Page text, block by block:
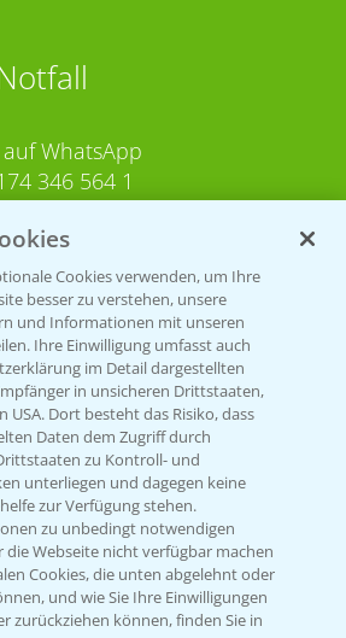
WhatsApp
346 564 1
30-20220
Sie uns
Cookies verwenden, um Ihre
besser zu verstehen, unsere
und Informationen mit unseren
Ihre Einwilligung umfasst auch
im Detail dargestellten
in unsicheren Drittstaaten,
USA. Dort besteht das Risiko, dass
Daten dem Zugriff durch
zu Kontroll- und
unterliegen und dagegen keine
zur Verfügung stehen.
zu unbedingt notwendigen
die Webseite nicht verfügbar machen
Cookies, die unten abgelehnt oder
und wie Sie Ihre Einwilligungen
zurückziehen können, finden Sie in